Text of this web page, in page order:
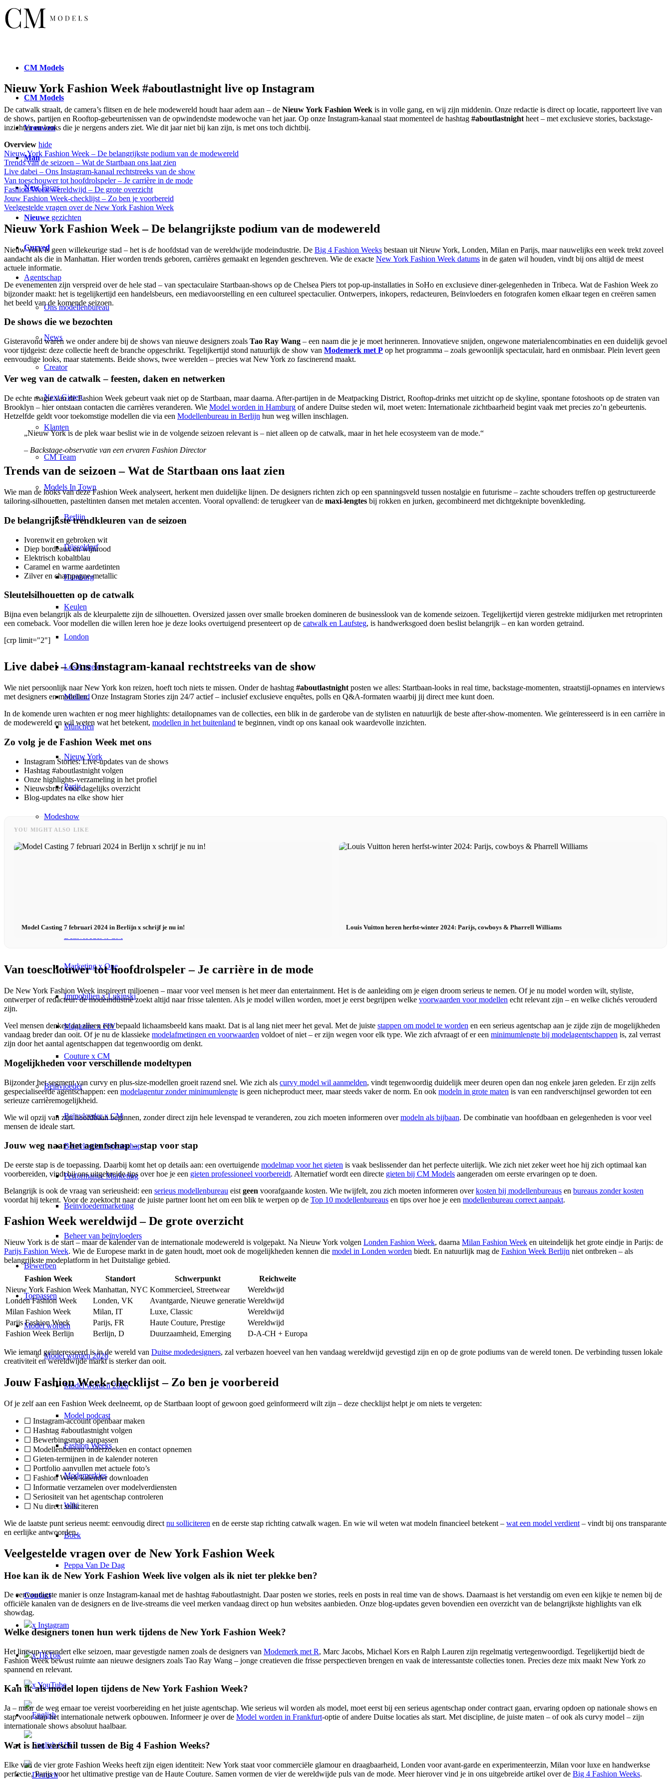
CM Models
CM Models
Vrouwen
Man
NewFaces
Nieuwe gezichten
Curved
Agentschap
Ons modellenbureau
News
Creator
Next Gieten
Klanten
CM Team
Models In Town
Berlijn
Düsseldorf
Hamburg
Keulen
London
Los Angeles
Mailand
München
Nieuw York
Parijs
Modeshow
Banen & Carrière
Marketing x One
Immobilien x Lukinski
Magazine x FIV
Couture x CM
Beïnvloeder
Beïnvloeder x CM
Beïnvloeder Agentschap
Performance Marketing
Beïnvloedermarketing
Beheer van beïnvloeders
Bewerben
Toepassen
Model worden
Model worden 2026
Model worden 2026
Model podcast
Fashion Weeks
Modemerkjes
Wiki
Boek
Peppa Van De Dag
Contact
x Instagram
x TikTok
x YouTube
Nieuw York Fashion Week #aboutlastnight live op Instagram
De catwalk straalt, de camera’s flitsen en de hele modewereld houdt haar adem aan – de Nieuw York Fashion Week is in volle gang, en wij zijn middenin. Onze redactie is direct op locatie, rapporteert live van
de shows, partijen en Rooftop-gebeurtenissen van de opwindendste modewoche van het jaar. Op onze Instagram-kanaal staat momenteel de hashtag #aboutlastnight heet – met exclusieve stories, backstage-
inzichten en looks die je nergens anders ziet. Wie dit jaar niet bij kan zijn, is met ons toch dichtbij.
Overview hide
Nieuw York Fashion Week – De belangrijkste podium van de modewereld
Trends van de seizoen – Wat de Startbaan ons laat zien
Live dabei – Ons Instagram-kanaal rechtstreeks van de show
Van toeschouwer tot hoofdrolspeler – Je carrière in de mode
Fashion Week wereldwijd – De grote overzicht
Jouw Fashion Week-checklijst – Zo ben je voorbereid
Veelgestelde vragen over de New York Fashion Week
Nieuw York Fashion Week – De belangrijkste podium van de modewereld
Nieuw York is geen willekeurige stad – het is de hoofdstad van de wereldwijde modeindustrie. De Big 4 Fashion Weeks bestaan uit Nieuw York, Londen, Milan en Parijs, maar nauwelijks een week trekt zoveel
aandacht als die in Manhattan. Hier worden trends geboren, carrières gemaakt en legenden geschreven. Wie de exacte New York Fashion Week datums in de gaten wil houden, vindt bij ons altijd de meest
actuele informatie.
De evenementen zijn verspreid over de hele stad – van spectaculaire Startbaan-shows op de Chelsea Piers tot pop-up-installaties in SoHo en exclusieve diner-gelegenheden in Tribeca. Wat de Fashion Week zo
bijzonder maakt: het is tegelijkertijd een handelsbeurs, een mediavoorstelling en een cultureel spectaculier. Ontwerpers, inkopers, redacteuren, Beïnvloeders en fotografen komen elkaar tegen en creëren samen
het beeld van de komende seizoen.
De shows die we bezochten
Gisteravond waren we onder andere bij de shows van nieuwe designers zoals Tao Ray Wang – een naam die je je moet herinneren. Innovatieve snijden, ongewone materialencombinaties en een duidelijk gevoel
voor tijdgeist: deze collectie heeft de branche opgeschrikt. Tegelijkertijd stond natuurlijk de show van Modemerk met P op het programma – zoals gewoonlijk spectaculair, hard en onmisbaar. Plein levert geen
eenvoudige looks, maar statements. Beide shows, twee werelden – precies wat New York zo fascinerend maakt.
Ver weg van de catwalk – feesten, daken en netwerken
De echte magie van de Fashion Week gebeurt vaak niet op de Startbaan, maar daarna. After-partijen in de Meatpacking District, Rooftop-drinks met uitzicht op de skyline, spontane fotoshoots op de straten van
Brooklyn – hier ontstaan contacten die carrières veranderen. Wie Model worden in Hamburg of andere Duitse steden wil, moet weten: Internationale zichtbaarheid begint vaak met precies zo’n gebeurtenis.
Hetzelfde geldt voor toekomstige modellen die via een Modellenbureau in Berlijn hun weg willen inschlagen.
„Nieuw York is de plek waar beslist wie in de volgende seizoen relevant is – niet alleen op de catwalk, maar in het hele ecosysteem van de mode.“
– Backstage-observatie van een ervaren Fashion Director
Trends van de seizoen – Wat de Startbaan ons laat zien
Wie man de looks van deze Fashion Week analyseert, herkent men duidelijke lijnen. De designers richten zich op een spanningsveld tussen nostalgie en futurisme – zachte schouders treffen op gestructureerde
tailoring-silhouetten, pasteltinten dansen met metalen accenten. Vooral opvallend: de terugkeer van de maxi-lengtes bij rokken en jurken, gecombineerd met dichtgeknipte bovenkleding.
De belangrijkste trendkleuren van de seizoen
Ivorenwit en gebroken wit
Diep bordeaux en wijnrood
Elektrisch kobaltblau
Caramel en warme aardetinten
Zilver en champagne-metallic
Sleutelsilhouetten op de catwalk
Bijna even belangrijk als de kleurpalette zijn de silhouetten. Oversized jassen over smalle broeken domineren de businesslook van de komende seizoen. Tegelijkertijd vieren gestrekte midijurken met retroprinten
een comeback. Voor modellen die willen leren hoe je deze looks overtuigend presenteert op de catwalk en Laufsteg, is handwerksgoed doen beslist belangrijk – en kan worden getraind.
[crp limit="2"]
Live dabei – Ons Instagram-kanaal rechtstreeks van de show
Wie niet persoonlijk naar New York kon reizen, hoeft toch niets te missen. Onder de hashtag #aboutlastnight posten we alles: Startbaan-looks in real time, backstage-momenten, straatstijl-opnames en interviews
met designers en modellen. Onze Instagram Stories zijn 24/7 actief – inclusief exclusieve enquêtes, polls en Q&A-formaten waarbij jij direct mee kunt doen.
In de komende uren wachten er nog meer highlights: detailopnames van de collecties, een blik in de garderobe van de stylisten en natuurlijk de beste after-show-momenten. Wie geïnteresseerd is in een carrière in
de modewereld en wil weten wat het betekent, modellen in het buitenland te beginnen, vindt op ons kanaal ook waardevolle inzichten.
Zo volg je de Fashion Week met ons
Instagram Stories: Live-updates van de shows
Hashtag #aboutlastnight volgen
Onze highlights-verzameling in het profiel
Nieuwsbrief voor dagelijks overzicht
Blog-updates na elke show hier
YOU MIGHT ALSO LIKE
Model Casting 7 februari 2024 in Berlijn x schrijf je nu in! Louis Vuitton heren herfst-winter 2024: Parijs, cowboys & Pharrell Williams
Van toeschouwer tot hoofdrolspeler – Je carrière in de mode
De New York Fashion Week inspireert miljoenen – maar voor veel mensen is het meer dan entertainment. Het is de aanleiding om je eigen droom serieus te nemen. Of je nu model worden wilt, styliste,
ontwerper of redacteur: de modeindustrie zoekt altijd naar frisse talenten. Als je model willen worden, moet je eerst begrijpen welke voorwaarden voor modellen echt relevant zijn – en welke clichés verouderd
zijn.
Veel mensen denken dat alleen een bepaald lichaamsbeeld kans maakt. Dat is al lang niet meer het geval. Met de juiste stappen om model te worden en een serieus agentschap aan je zijde zijn de mogelijkheden
vandaag breder dan ooit. Of je nu de klassieke modelafmetingen en voorwaarden voldoet of niet – er zijn wegen voor elk type. Wie zich afvraagt of er een minimumlengte bij modelagentschappen is, zal verrast
zijn door het aantal agentschappen dat tegenwoordig om denkt.
Mogelijkheden voor verschillende modeltypen
Bijzonder het segment van curvy en plus-size-modellen groeit razend snel. Wie zich als curvy model wil aanmelden, vindt tegenwoordig duidelijk meer deuren open dan nog enkele jaren geleden. Er zijn zelfs
gespecialiseerde agentschappen: een modelagentur zonder minimumlengte is geen nicheproduct meer, maar steeds vaker de norm. En ook modeln in grote maten is van een randverschijnsel geworden tot een
serieuze carrièremogelijkheid.
Wie wil opzij van zijn hoofdbaan beginnen, zonder direct zijn hele levenspad te veranderen, zou zich moeten informeren overmodeln als bijbaan. De combinatie van hoofdbaan en gelegenheden is voor veel
mensen de ideale start.
Jouw weg naar het agentschap – stap voor stap
De eerste stap is de toepassing. Daarbij komt het op details aan: een overtuigende modelmap voor het gieten is vaak beslissender dan het perfecte uiterlijk. Wie zich niet zeker weet hoe hij zich optimaal kan
voorbereiden, vindt bij ons uitgebreide tips over hoe je een gieten professioneel voorbereidt. Alternatief wordt een directe gieten bij CM Models aangeraden om eerste ervaringen op te doen.
Belangrijk is ook de vraag van serieusheid: een serieus modellenbureau eist geen voorafgaande kosten. Wie twijfelt, zou zich moeten informeren overkosten bij modellenbureaus en bureaus zonder kosten
voordat hij tekent. Voor de zoektocht naar de juiste partner loont het om een blik te werpen op de Top 10 modellenbureaus en tips over hoe je een modellenbureau correct aanpakt.
Fashion Week wereldwijd – De grote overzicht
Nieuw York is de start – maar de kalender van de internationale modewereld is volgepakt. Na Nieuw York volgen Londen Fashion Week, daarna Milan Fashion Week en uiteindelijk het grote eindje in Parijs: de
Parijs Fashion Week. Wie de Europese markt in de gaten houdt, moet ook de mogelijkheden kennen die model in Londen worden biedt. En natuurlijk mag de Fashion Week Berlijn niet ontbreken – als
belangrijkste modeplatform in het Duitstalige gebied.
Fashion Week Standort Schwerpunkt
Reichweite
Nieuw York Fashion Week Manhattan, NYC Kommercieel, Streetwear
Wereldwijd
Londen Fashion Week
Londen, VK Avantgarde, Nieuwe generatie Wereldwijd
Milan Fashion Week
Milan, IT Luxe, Classic
Wereldwijd
Parijs Fashion Week
Parijs, FR Haute Couture, Prestige
Wereldwijd
Fashion Week Berlijn
Berlijn, D Duurzaamheid, Emerging D-A-CH + Europa
Wie iemand geïnteresseerd is in de wereld van Duitse modedesigners, zal verbazen hoeveel van hen vandaag wereldwijd gevestigd zijn en op de grote podiums van de wereld tonen. De verbinding tussen lokale
creativiteit en wereldwijde markt is sterker dan ooit.
Jouw Fashion Week-checklijst – Zo ben je voorbereid
Of je zelf aan een Fashion Week deelneemt, op de Startbaan loopt of gewoon goed geïnformeerd wilt zijn – deze checklijst helpt je om niets te vergeten:
☐ Instagram-account openbaar maken
☐ Hashtag #aboutlastnight volgen
☐ Bewerbingsmap aanpassen
☐ Modellenbureau onderzoeken en contact opnemen
☐ Gieten-termijnen in de kalender noteren
☐ Portfolio aanvullen met actuele foto’s
☐ Fashion Week-kalender downloaden
☐ Informatie verzamelen over modelverdiensten
☐ Seriositeit van het agentschap controleren
☐ Nu direct solliciteren
Wie de laatste punt serieus neemt: eenvoudig direct nu solliciteren en de eerste stap richting catwalk wagen. En wie wil weten wat modeln financieel betekent – wat een model verdient – vindt bij ons transparante
en eerlijke antwoorden.
Veelgestelde vragen over de New York Fashion Week
Hoe kan ik de New York Fashion Week live volgen als ik niet ter plekke ben?
De eenvoudigste manier is onze Instagram-kanaal met de hashtag #aboutlastnight. Daar posten we stories, reels en posts in real time van de shows. Daarnaast is het verstandig om even een kijkje te nemen bij de
officiële kanalen van de designers en de live-streams die veel merken vandaag direct op hun websites aanbieden. Onze blog-updates geven bovendien een overzicht van de belangrijkste highlights van elk
showdag.
Welke designers tonen hun werk tijdens de New York Fashion Week?
Het line-up verandert elke seizoen, maar gevestigde namen zoals de designers van Modemerk met R, Marc Jacobs, Michael Kors en Ralph Lauren zijn regelmatig vertegenwoordigd. Tegelijkertijd biedt de
Fashion Week bewust ruimte aan nieuwe designers zoals Tao Ray Wang – jonge creatieven die frisse perspectieven brengen en vaak de interessantste collecties tonen. Precies deze mix maakt New York zo
spannend en relevant.
Kan ik als model lopen tijdens de New York Fashion Week?
Ja – maar de weg ernaar toe vereist voorbereiding en het juiste agentschap. Wie serieus wil worden als model, moet eerst bij een serieus agentschap onder contract gaan, ervaring opdoen op nationale shows en
stap voor stap het internationale netwerk opbouwen. Informeer je over de Model worden in Frankfurt-optie of andere Duitse locaties als start. Met discipline, de juiste maten – of ook als curvy model – zijn
internationale shows absoluut haalbaar.
Wat is het verschil tussen de Big 4 Fashion Weeks?
Elke van de vier grote Fashion Weeks heeft zijn eigen identiteit: New York staat voor commerciële glamour en draagbaarheid, Londen voor avant-garde en experimenteerzin, Milan voor luxe en handwerkse
perfectie, Parijs voor het ultimative prestige van de Haute Couture. Samen vormen de vier de wereldwijde puls van de mode. Meer hierover vind je in ons uitgebreide artikel over de Big 4 Fashion Weeks.